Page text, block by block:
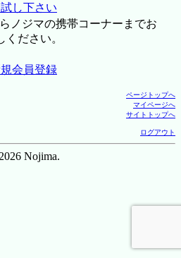
し下さい
ノジマの携帯コーナーまでお
ください。
会員登録
ページトップへ
マイページへ
サイトトップへ
ログアウト
Nojima.